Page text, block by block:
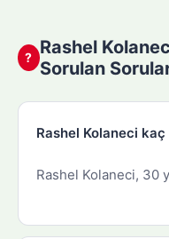
? Rashel
Sorulan
Rashel Kolaneci kaç
Rashel Kolaneci, 30